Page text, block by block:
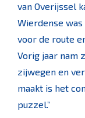
van Overijssel
Wierdense
voor de route
Vorig jaar nam
zijwegen en
maakt is het
puzzel.”